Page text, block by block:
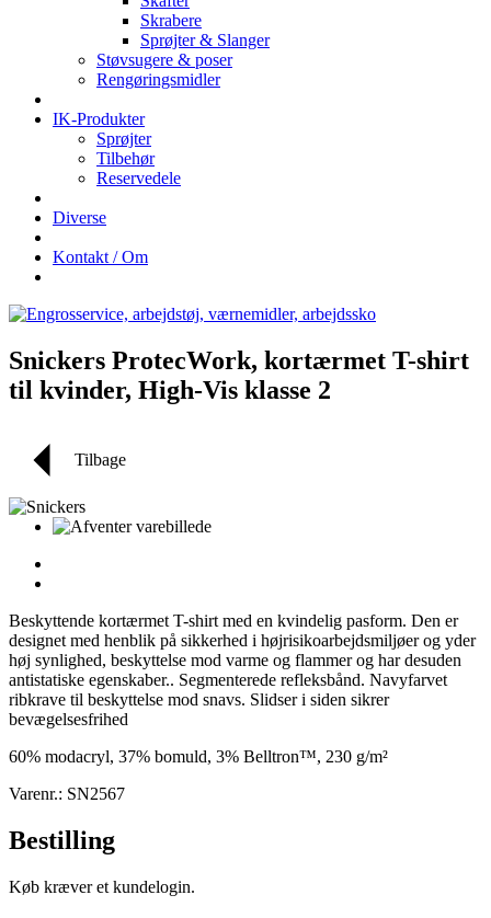
Skrabere
Sprøjter & Slanger
Støvsugere & poser
Rengøringsmidler
IK-Produkter
Sprøjter
Tilbehør
Reservedele
Diverse
Kontakt / Om
Snickers ProtecWork, kortærmet T-shirt
til kvinder, High-Vis klasse 2
Tilbage
Beskyttende kortærmet T-shirt med en kvindelig pasform. Den er
designet med henblik på sikkerhed i højrisikoarbejdsmiljøer og yder
høj synlighed, beskyttelse mod varme og flammer og har desuden
antistatiske egenskaber.. Segmenterede refleksbånd. Navyfarvet
ribkrave til beskyttelse mod snavs. Slidser i siden sikrer
bevægelsesfrihed
60% modacryl, 37% bomuld, 3% Belltron™, 230 g/m²
Varenr.: SN2567
Bestilling
Køb kræver et kundelogin.